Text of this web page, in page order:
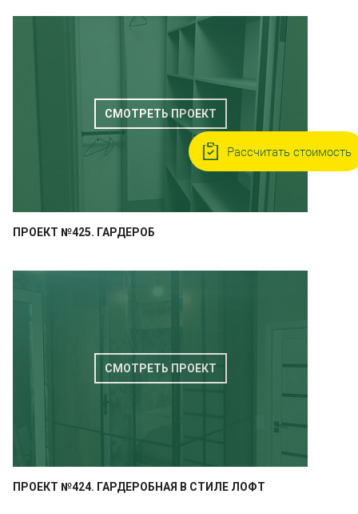
СМОТРЕТЬ ПРОЕКТ
ПРОЕКТ №425. ГАРДЕРОБ
СМОТРЕТЬ ПРОЕКТ
ПРОЕКТ №424. ГАРДЕРОБНАЯ В СТИЛЕ ЛОФТ
Рассчитать стоимость